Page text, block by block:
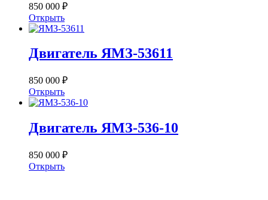
850 000 ₽
Открыть
Двигатель ЯМЗ-53611
850 000 ₽
Открыть
Двигатель ЯМЗ-536-10
850 000 ₽
Открыть